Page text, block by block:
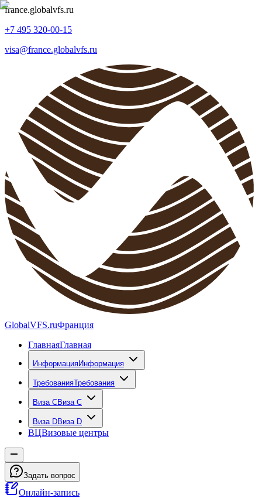
france.globalvfs.ru
+7 495 320-00-15
visa@france.globalvfs.ru
GlobalVFS.ruФранция
ГлавнаяГлавная
ИнформацияИнформация
ТребованияТребования
Виза CВиза C
Виза DВиза D
ВЦВизовые центры
Задать вопрос
Онлайн-запись